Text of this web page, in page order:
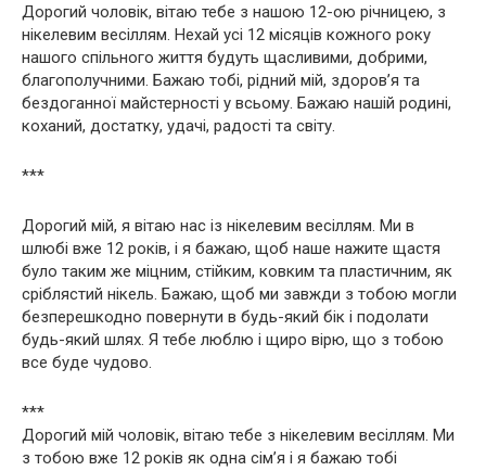
Дорогий чоловік, вітаю тебе з нашою 12-ою річницею, з
нікелевим весіллям. Нехай усі 12 місяців кожного року
нашого спільного життя будуть щасливими, добрими,
благополучними. Бажаю тобі, рідний мій, здоров’я та
бездоганної майстерності у всьому. Бажаю нашій родині,
коханий, достатку, удачі, радості та світу.
***
Дорогий мій, я вітаю нас із нікелевим весіллям. Ми в
шлюбі вже 12 років, і я бажаю, щоб наше нажите щастя
було таким же міцним, стійким, ковким та пластичним, як
сріблястий нікель. Бажаю, щоб ми завжди з тобою могли
безперешкодно повернути в будь-який бік і подолати
будь-який шлях. Я тебе люблю і щиро вірю, що з тобою
все буде чудово.
***
Дорогий мій чоловік, вітаю тебе з нікелевим весіллям. Ми
з тобою вже 12 років як одна сім’я і я бажаю тобі